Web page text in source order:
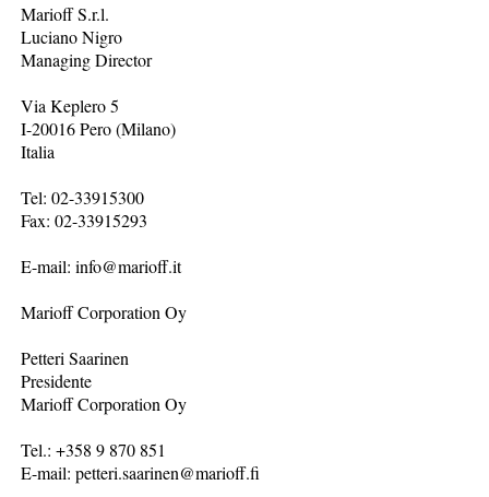
Marioff S.r.l.
Luciano Nigro
Managing Director
Via Keplero 5
I-20016 Pero (Milano)
Italia
Tel: 02-33915300
Fax: 02-33915293
E-mail: info@marioff.it
Marioff Corporation Oy
Petteri Saarinen
Presidente
Marioff Corporation Oy
Tel.: +358 9 870 851
E-mail: petteri.saarinen@marioff.fi